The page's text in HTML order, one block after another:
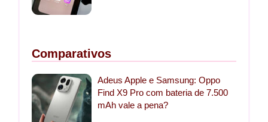
Comparativos
Adeus Apple e Samsung: Oppo
Find X9 Pro com bateria de 7.500
mAh vale a pena?